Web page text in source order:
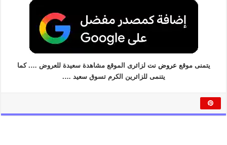
يتمنى موقع عروض نتلزائرى الموقع مشاهدة سعيدة للعروض …. كما
يتنمى للزائرين الكرم تسوق سعيد ….